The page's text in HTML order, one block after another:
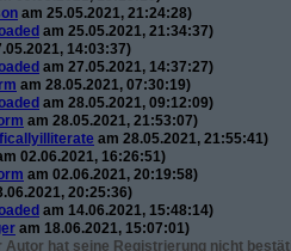
am 25.05.2021, 21:24:28)
am 25.05.2021, 21:34:37)
14:03:37)
am 27.05.2021, 14:37:27)
am 28.05.2021, 07:30:19)
am 28.05.2021, 09:12:09)
am 28.05.2021, 21:53:07)
am 28.05.2021, 21:55:41)
02.06.2021, 16:26:51)
am 02.06.2021, 20:19:58)
20:25:36)
am 14.06.2021, 15:48:14)
am 18.06.2021, 15:07:01)
Autor hat seine Registrierung nicht